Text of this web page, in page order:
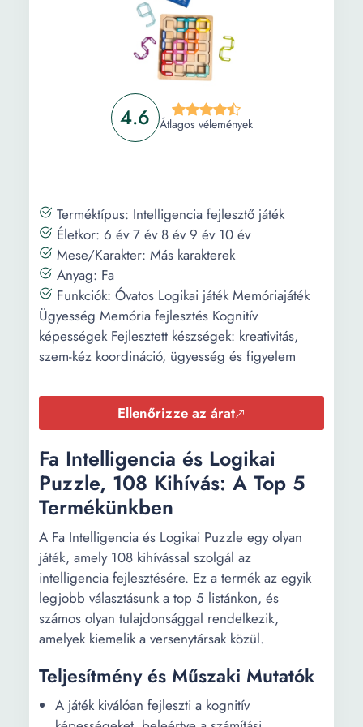
4.6 Átlagos vélemények
Terméktípus: Intelligencia fejlesztő játék
Életkor: 6 év 7 év 8 év 9 év 10 év
Mese/Karakter: Más karakterek
Anyag: Fa
Funkciók: Óvatos Logikai játék Memóriajáték
Ügyesség Memória fejlesztés Kognitív
képességek Fejlesztett készségek: kreativitás,
szem-kéz koordináció, ügyesség és figyelem
Ellenőrizze az árat
Fa Intelligencia és Logikai
Puzzle, 108 Kihívás: A Top 5
Termékünkben
A Fa Intelligencia és Logikai Puzzle egy olyan
játék, amely 108 kihívással szolgál az
intelligencia fejlesztésére. Ez a termék az egyik
legjobb választásunk a top 5 listánkon, és
számos olyan tulajdonsággal rendelkezik,
amelyek kiemelik a versenytársak közül.
Teljesítmény és Műszaki Mutatók
A játék kiválóan fejleszti a kognitív
Gyakori kérdések